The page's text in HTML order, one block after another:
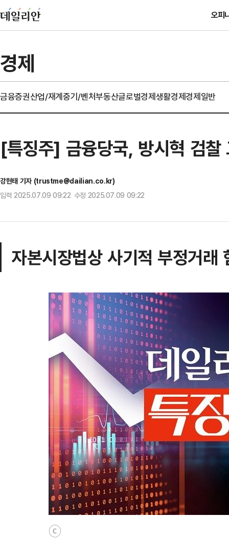
오피
경제
금융증권산업/재계중기/벤처부동산글로벌경제생활경제경제일반
[특징주] 금융당국, 방시혁 검
강현태 기자 (trustme@dailian.co.kr)
입력 2025.07.09 09:22 수정 2025.07.09 09:22
자본시장법상 사기적 부정거래
ⓒ